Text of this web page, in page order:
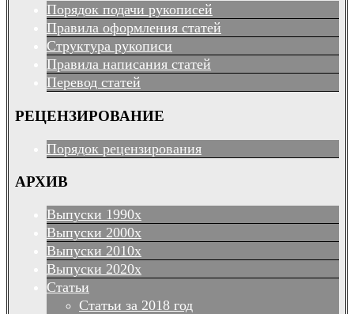
Порядок подачи рукописей
Правила оформления статей
Структура рукописи
Правила написания статей
Перевод статей
РЕЦЕНЗИРОВАНИЕ
Порядок рецензирования
АРХИВ
Выпуски 1990х
Выпуски 2000х
Выпуски 2010х
Выпуски 2020х
Статьи
Статьи за 2018 год